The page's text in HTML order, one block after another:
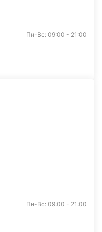
Пн-Вс: 09:00 - 21:00
Пн-Вс: 09:00 - 21:00